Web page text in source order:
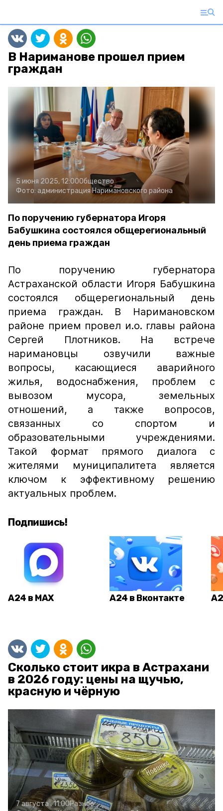
В Нариманове прошел прием
граждан
5 июня 2025, 12:00Общество
Фото: администрация Наримановского района
По поручению губернатора Игоря
Бабушкина состоялся общерегиональный
день приема граждан
По поручению губернатора
Астраханской области Игоря Бабушкина
состоялся общерегиональный день
приема граждан. В Наримановском
районе прием провел и.о. главы района
Сергей Плотников. На встрече
наримановцы озвучили важные
вопросы, касающиеся аварийного
жилья, водоснабжения, проблем с
вывозом мусора, земельных
отношений, а также вопросов,
связанных со спортом и
образовательными учреждениями.
Такой формат прямого диалога с
жителями муниципалитета является
ключом к эффективному решению
актуальных проблем.
Подпишись!
А24 в MAX А24 в Вконтакте
Сколько стоит икра в Астрахани
в 2026 году: цены на щучью,
красную и чёрную
7 августа , 11:00Разное